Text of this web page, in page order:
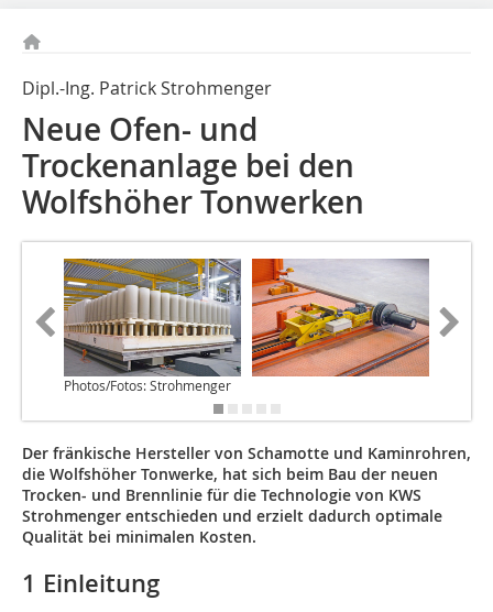
Dipl.-Ing. Patrick Strohmenger
Neue Ofen- und
Trockenanlage bei den
Wolfshöher Tonwerken
Photos/Fotos: Strohmenger
Der fränkische Hersteller von Schamotte und Kaminrohren,
die Wolfshöher Tonwerke, hat sich beim Bau der neuen
Trocken- und Brennlinie für die Technologie von KWS
Strohmenger entschieden und erzielt dadurch optimale
Qualität bei minimalen Kosten.
1 Einleitung